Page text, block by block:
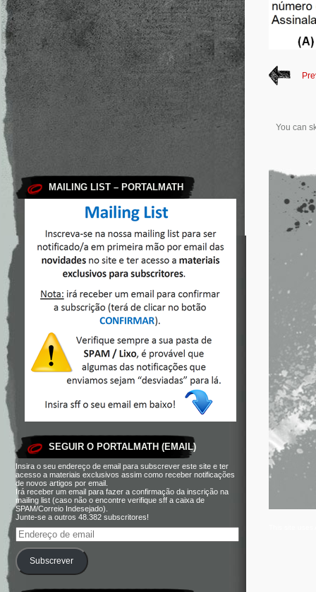
MAILING LIST – PORTALMATH
SEGUIR O PORTALMATH (EMAIL)
Insira o seu endereço de email para subscrever este site e ter
acesso a materiais exclusivos assim como receber notificações
de novos artigos por email.
Irá receber um email para fazer a confirmação da inscrição na
mailing list (caso não o encontre verifique sff a caixa de
SPAM/Correio Indesejado).
Junte-se a outros 48.382 subscritores!
Subscrever
You can